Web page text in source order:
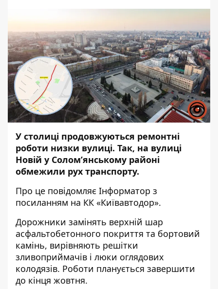
У столиці продовжуються ремонтні
роботи низки вулиці. Так, на вулиці
Новій у Солом’янському районі
обмежили рух транспорту.
Про це повідомляє Інформатор з
посиланням на КК «Київавтодор».
Дорожники замінять верхній шар
асфальтобетонного покриття та бортовий
камінь, вирівняють решітки
зливоприймачів і люки оглядових
колодязів. Роботи планується завершити
до кінця жовтня.